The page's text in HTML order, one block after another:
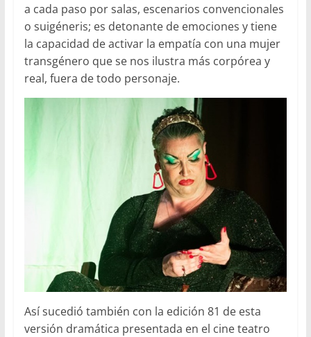
a cada paso por salas, escenarios convencionales
o suigéneris; es detonante de emociones y tiene
la capacidad de activar la empatía con una mujer
transgénero que se nos ilustra más corpórea y
real, fuera de todo personaje.
Así sucedió también con la edición 81 de esta
versión dramática presentada en el cine teatro